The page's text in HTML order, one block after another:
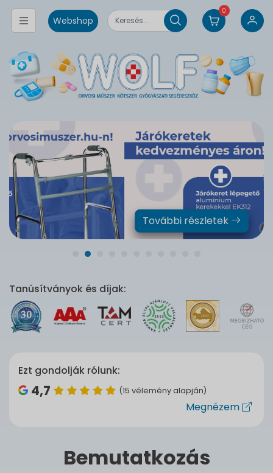
Webshop
0
További részletek
Tanúsítványok és díjak:
Ezt gondolják rólunk:
4,7 (15 vélemény alapján)
Megnézem
Bemutatkozás